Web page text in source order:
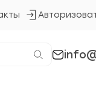
Кнопка